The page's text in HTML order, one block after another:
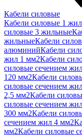
Кабели силовые
Кабели силовые 1
силовые 3 жильные
жильныеКабели
алюминийКабели
жил 1 мм2Кабели
силовые сечением
120 мм2Кабели
силовые сечением
2,5 мм2Кабели
силовые сечением
300 мм2Кабели
сечением жил 4 мм2
мм2Кабели силовые